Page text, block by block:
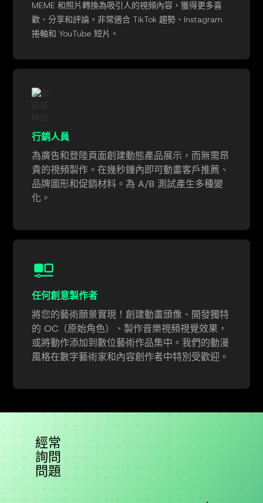
MEME 和照片轉換為吸引人的視頻內容，獲得更多喜
歡、分享和評論。非常適合 TikTok 趨勢、Instagram
捲軸和 YouTube 短片。
行銷人員
為廣告和登陸頁面創建動態產品展示，而無需昂
貴的視頻製作。在幾秒鐘內即可動畫客戶推薦、
品牌圖形和促銷材料。為 A/B 測試產生多種變
化。
任何創意製作者
將您的藝術願景實現！創建動畫頭像、開發獨特
的 OC（原始角色）、製作音樂視頻視覺效果，
或將動作添加到數位藝術作品集中。我們的動漫
風格在數字藝術家和內容創作者中特別受歡迎。
經常
詢問
問題